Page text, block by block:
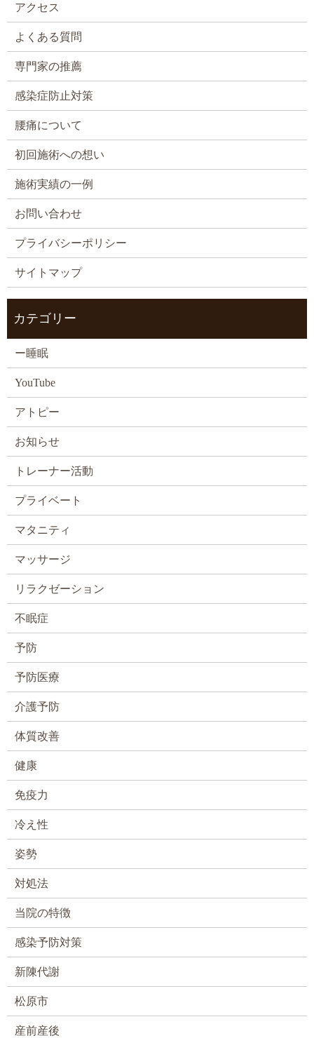
アクセス
よくある質問
専門家の推薦
感染症防止対策
腰痛について
初回施術への想い
施術実績の一例
お問い合わせ
プライバシーポリシー
サイトマップ
カテゴリー
ー睡眠
YouTube
アトピー
お知らせ
トレーナー活動
プライベート
マタニティ
マッサージ
リラクゼーション
不眠症
予防
予防医療
介護予防
体質改善
健康
免疫力
冷え性
姿勢
対処法
当院の特徴
感染予防対策
新陳代謝
松原市
産前産後